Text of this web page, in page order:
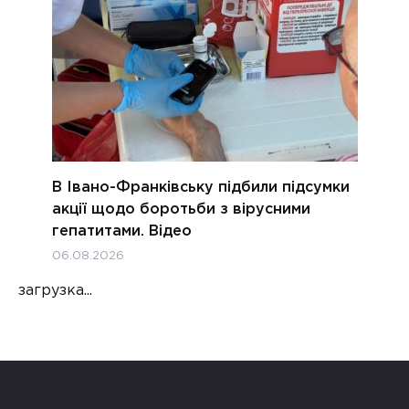
В Івано-Франківську підбили підсумки
акції щодо боротьби з вірусними
гепатитами. Відео
06.08.2026
загрузка...